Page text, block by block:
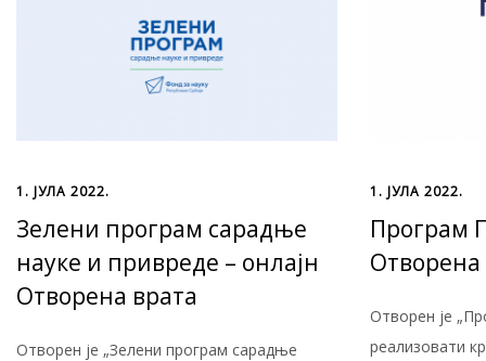
1. ЈУЛА 2022.
Зелени програм сарадње
науке и привреде – онлајн
Отворена врата
Отворен је „Зелени програм сарадње
1. ЈУЛА 2022.
Програм
Отворена
Отворен је
реализовати